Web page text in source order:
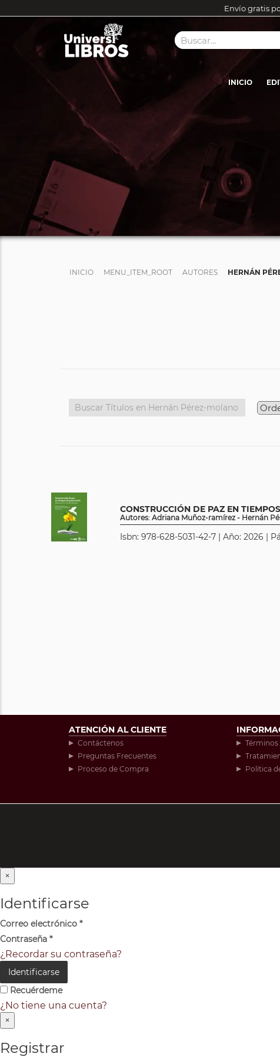
Envío gratis
INICIO
INICIO MENU_ITEM_ROOT AUTORES HERNÁN
CONSTRUCCIÓN DE PAZ EN
Autores: Adriana Muñoz-ramírez - Hernán
Isbn: 978-628-5031-42-7 | Año: 2026 |
ATENCIÓN AL CLIENTE
Contáctenos
Preguntas Frecuentes
Proceso de Compra
Política
×
Identificarse
Correo electrónico *
Contraseña *
¿Recordar su contraseña?
Identificarse
Recuérdeme
¿No tiene una cuenta?
×
Registrar